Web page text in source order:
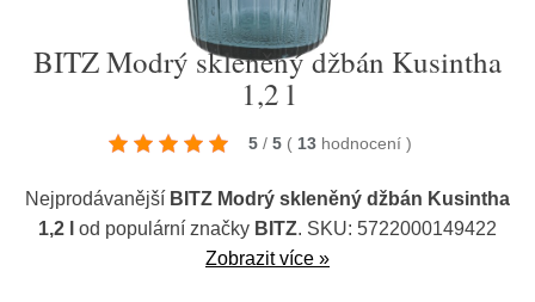
BITZ Modrý skleněný džbán Kusintha
1,2 l
5 / 5 ( 13 hodnocení )
Nejprodávanější BITZ Modrý skleněný džbán Kusintha
1,2 l
od populární značky BITZ. SKU: 5722000149422
Zobrazit více »